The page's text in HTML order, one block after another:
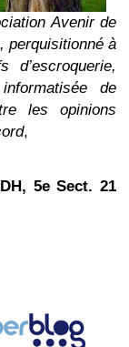
Avenir de
perquisitionné à
d’escroquerie,
de
les opinions
,
5e Sect. 21